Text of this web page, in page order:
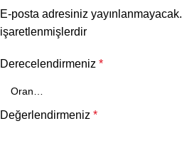
E-posta adresiniz yayınlanmayacak.
işaretlenmişlerdir
Derecelendirmeniz *
Değerlendirmeniz *